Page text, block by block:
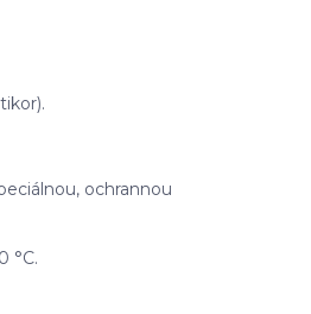
ochrannou
°C.